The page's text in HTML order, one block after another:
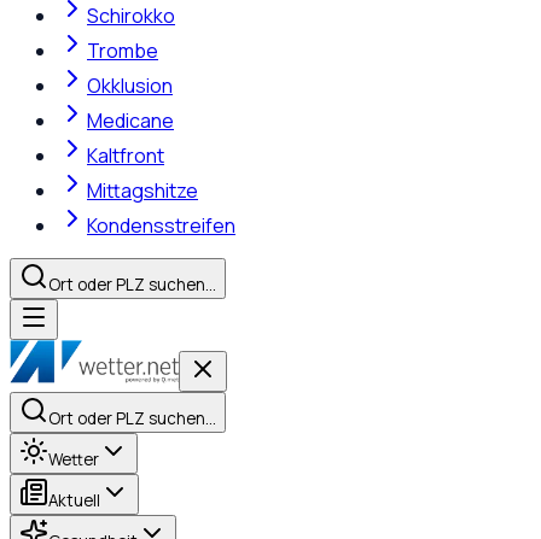
Schirokko
Trombe
Okklusion
Medicane
Kaltfront
Mittagshitze
Kondensstreifen
Ort oder PLZ suchen…
Ort oder PLZ suchen…
Wetter
Aktuell